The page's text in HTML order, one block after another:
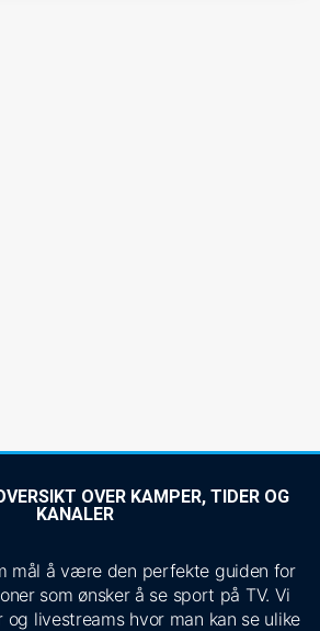
OVER KAMPER, TIDER OG
KANALER
mål å være den perfekte guiden for
som ønsker å se sport på TV. Vi
og livestreams hvor man kan se ulike